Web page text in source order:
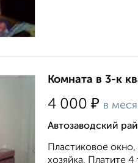
Комната в 3-к
4 000 ₽ в
Автозаводский
Пластиковое окно,
хозяйка. Платите 4